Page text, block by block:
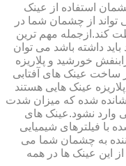
استفاده از عینک
تواند از چشمان شما در
کند.ازجمله مهم ترین
داشته باشد می توان
فرابنفش خورشید و پلاریزه
ساخت عینک های آفتابی
عینک هایی هستند
شده که میزان شدت
وارد نشود.عینک های
با فیلترهای شیمیایی
به چشمان شما می
از این عینک ها در همه